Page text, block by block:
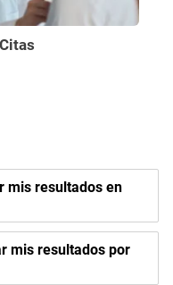
mis resultados en
mis resultados por